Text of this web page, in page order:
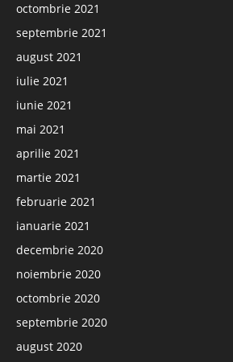
octombrie 2021
septembrie 2021
august 2021
iulie 2021
iunie 2021
mai 2021
aprilie 2021
martie 2021
februarie 2021
ianuarie 2021
decembrie 2020
noiembrie 2020
octombrie 2020
septembrie 2020
august 2020